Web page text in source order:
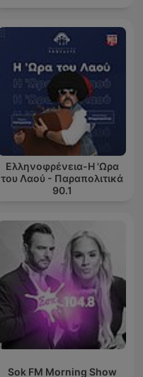
Ελληνοφρένεια-Η 'Ωρα
του Λαού - Παραπολιτικά
90.1
Sok FM Morning Show